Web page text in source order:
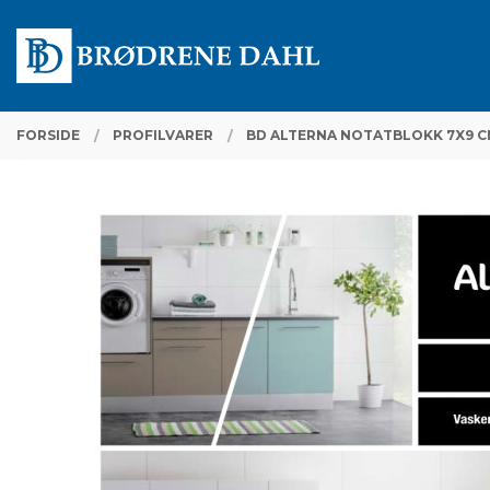
innholdet
PRODUKTER
Lukk
FORSIDE PROFILVARER BD ALTERNA NOTATBLOKK 7X9